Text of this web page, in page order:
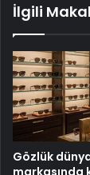
İlgili
Gözlük
markasında